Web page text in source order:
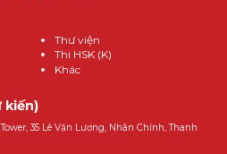
Thư viện
Thi HSK (K)
Khác
kiến)
35 Lê Văn Lương, Nhân Chính, Thanh